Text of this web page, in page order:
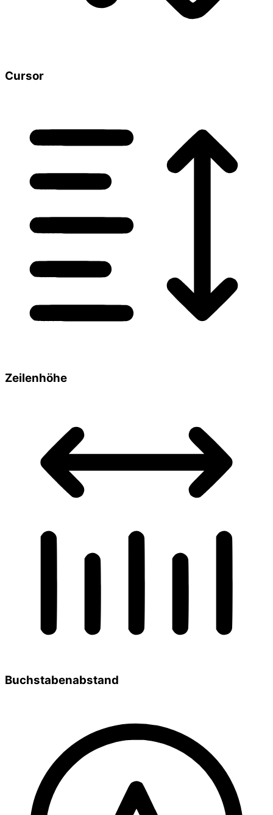
Cursor
Zeilenhöhe
Buchstabenabstand